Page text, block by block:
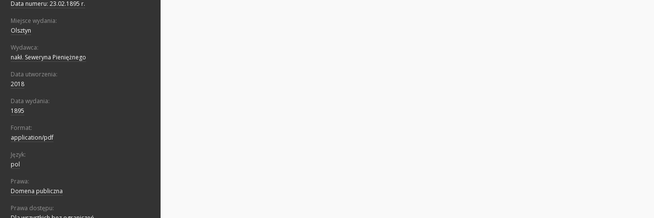
Data numeru: 23.02.1895 r.
Miejsce wydania:
Olsztyn
Wydawca:
nakł. Seweryna Pieniężnego
Data utworzenia:
2018
Data wydania:
1895
Format:
application/pdf
Język:
pol
Prawa:
Domena publiczna
Prawa dostępu: